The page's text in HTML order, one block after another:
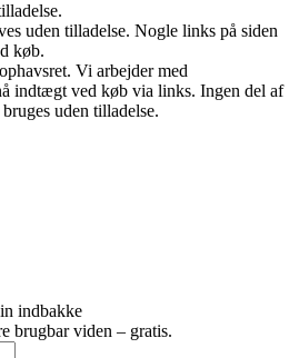
uden tilladelse. Nogle links på siden
køb.
Vi arbejder med
indtægt ved køb via links. Ingen del af
uden tilladelse.
indbakke
brugbar viden – gratis.